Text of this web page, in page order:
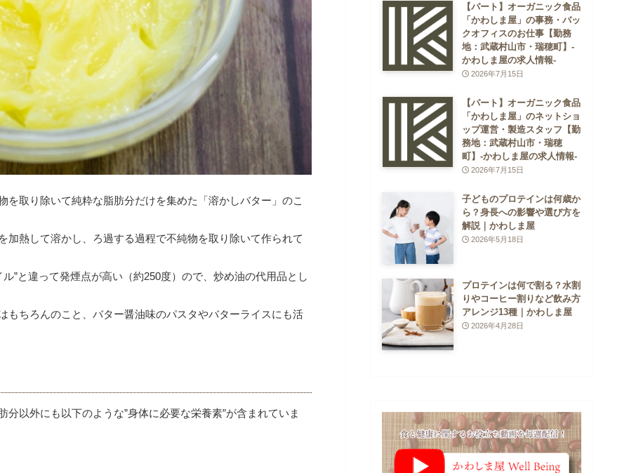
取り除いて純粋な脂肪分だけを集めた「溶かしバター」のこ
熱して溶かし、ろ過する過程で不純物を取り除いて作られて
”と違って発煙点が高い（約250度）ので、炒め油の代用品とし
もちろんのこと、バター醤油味のパスタやバターライスにも活
以外にも以下のような”身体に必要な栄養素”が含まれていま
【パート】オーガニック食品
「かわしま屋」の事務・バッ
クオフィスのお仕事【勤務
地：武蔵村山市・瑞穂町】-
かわしま屋の求人情報-
2026年7月15日
【パート】オーガニック食品
「かわしま屋」のネットショ
ップ運営・製造スタッフ【勤
務地：武蔵村山市・瑞穂
町】-かわしま屋の求人情報-
2026年7月15日
子どものプロテインは何歳か
ら？身長への影響や選び方を
解説｜かわしま屋
2026年5月18日
プロテインは何で割る？水割
りやコーヒー割りなど飲み方
アレンジ13種｜かわしま屋
2026年4月28日